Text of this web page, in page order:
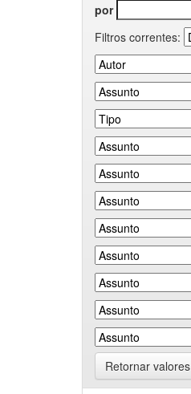
por
Filtros correntes:
Retornar valores